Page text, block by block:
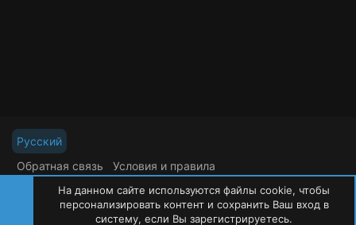
Русский
Обратная связь
Условия и правила
Политика конфиденциальности
Помощь
R
S
S
На данном сайте используются файлы cookie, чтобы
персонализировать контент и сохранить Ваш вход в
систему, если Вы зарегистрируетесь.